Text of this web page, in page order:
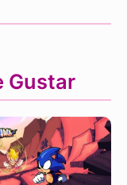
Gustar